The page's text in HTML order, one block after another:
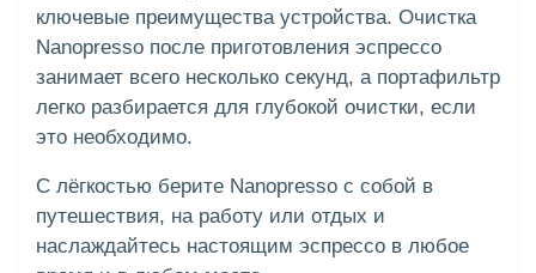
ключевые преимущества устройства. Очистка
Nanopresso после приготовления эспрессо
занимает всего несколько секунд, а портафильтр
легко разбирается для глубокой очистки, если
это необходимо.
С лёгкостью берите Nanopresso с собой в
путешествия, на работу или отдых и
наслаждайтесь настоящим эспрессо в любое